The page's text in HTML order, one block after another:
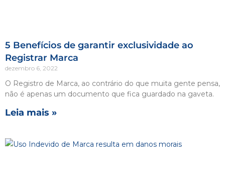
5 Benefícios de garantir exclusividade ao
Registrar Marca
dezembro 6, 2022
O Registro de Marca, ao contrário do que muita gente pensa,
não é apenas um documento que fica guardado na gaveta.
Leia mais »